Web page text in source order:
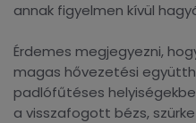
annak figyelmen kívül
Érdemes megjegyezni,
magas hővezetési
padlófűtéses
a visszafogott bézs,